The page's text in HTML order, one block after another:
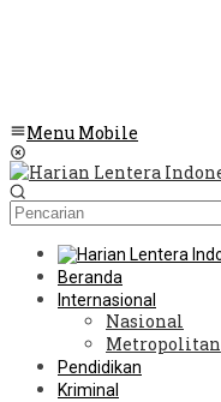
Menu Mobile
Beranda
Internasional
Nasional
Metropolitan
Pendidikan
Kriminal